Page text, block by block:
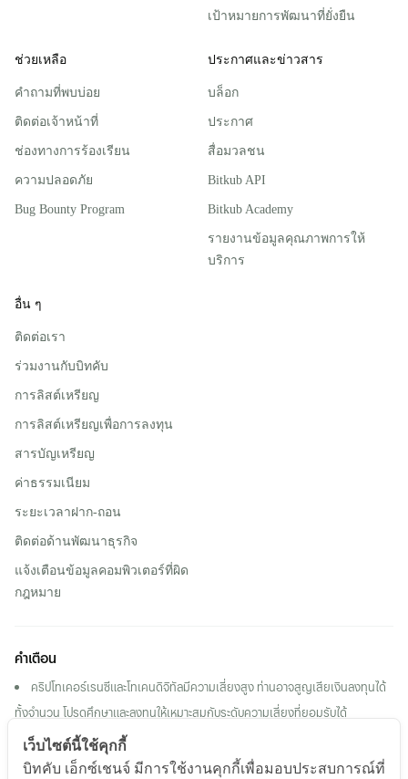
เป้าหมายการพัฒนาที่ยั่งยืน
ช่วยเหลือ
คำถามที่พบบ่อย
ติดต่อเจ้าหน้าที่
ช่องทางการร้องเรียน
ความปลอดภัย
Bug Bounty Program
ประกาศและข่าวสาร
บล็อก
ประกาศ
สื่อมวลชน
Bitkub API
Bitkub Academy
รายงานข้อมูลคุณภาพการให้
บริการ
อื่น ๆ
ติดต่อเรา
ร่วมงานกับบิทคับ
การลิสต์เหรียญ
การลิสต์เหรียญเพื่อการลงทุน
สารบัญเหรียญ
ค่าธรรมเนียม
ระยะเวลาฝาก-ถอน
ติดต่อด้านพัฒนาธุรกิจ
แจ้งเตือนข้อมูลคอมพิวเตอร์ที่ผิด
กฎหมาย
คำเตือน
คริปโทเคอร์เรนซีและโทเคนดิจิทัลมีความเสี่ยงสูง ท่านอาจสูญเสียเงินลงทุนได้
ทั้งจํานวน โปรดศึกษาและลงทุนให้เหมาะสมกับระดับความเสี่ยงที่ยอมรับได้
ผลตอบแทนของสินทรัพย์ดิจิทัลในอดีต หรือผลการดําเนินงานในอดีต มิได้เป็น
สิ่งยืนยันถึงผลตอบแทน ของสินทรัพย์ดิจิทัลหรือผลการดําเนินงานในอนาคต
เว็บไซต์นี้ใช้คุกกี้
บิทคับ เอ็กซ์เชนจ์ มีการใช้งานคุกกี้เพื่อมอบประสบการณ์ที่